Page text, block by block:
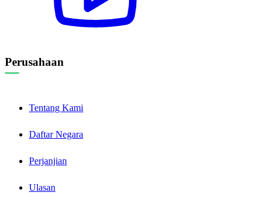
Perusahaan
Tentang Kami
Daftar Negara
Perjanjian
Ulasan